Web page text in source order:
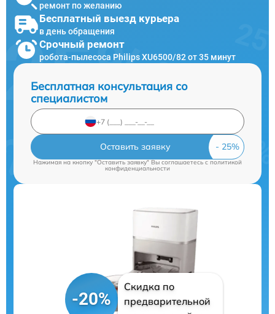
ремонт по желанию
Бесплатный выезд курьера
в день обращения
Срочный ремонт
робота-пылесоса Philips XU6500/82 от 35 минут
Бесплатная консультация со
специалистом
Оставить заявку
Нажимая на кнопку "Оставить заявку" Вы соглашаетесь c политикой
конфиденциальности
-20%
Скидка по
предварительной